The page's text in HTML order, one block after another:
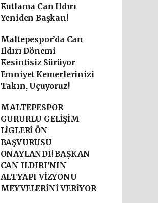
Kutlama Can Ildırı
Yeniden Başkan!
Maltepespor’da Can
Ildırı Dönemi
Kesintisiz Sürüyor
Emniyet Kemerlerinizi
Takın, Uçuyoruz!
MALTEPESPOR
GURURLU GELİŞİM
LİGLERİ ÖN
BAŞVURUSU
ONAYLANDI! BAŞKAN
CAN ILDIRI’NIN
ALTYAPI VİZYONU
MEYVELERİNİ VERİYOR